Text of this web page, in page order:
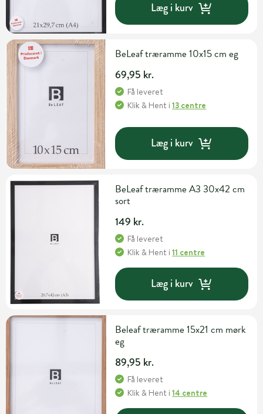
Læg i kurv
BeLeaf træramme 10x15 cm eg
69,95 kr.
Få leveret
Klik & Hent i13 centre
Læg i kurv
BeLeaf træramme A3 30x42 cm
sort
149 kr.
Få leveret
Klik & Hent i11 centre
Læg i kurv
Beleaf træramme 15x21 cm mørk
eg
89,95 kr.
Få leveret
Klik & Hent i14 centre